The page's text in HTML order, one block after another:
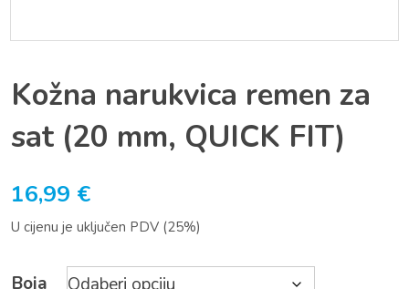
Kožna narukvica remen za
sat (20 mm, QUICK FIT)
16,99 €
U cijenu je uključen PDV (25%)
Boja